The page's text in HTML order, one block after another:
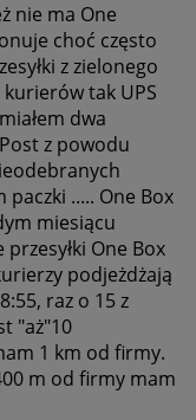
nie ma One
choć często
z zielonego
tak UPS
dwa
z powodu
paczki ..... One Box
miesiącu
One Box
podjeżdżają
raz o 15 z
"aż"10
1 km od firmy.
m od firmy mam